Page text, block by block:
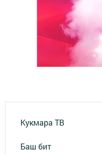
Кукмара ТВ
Баш бит